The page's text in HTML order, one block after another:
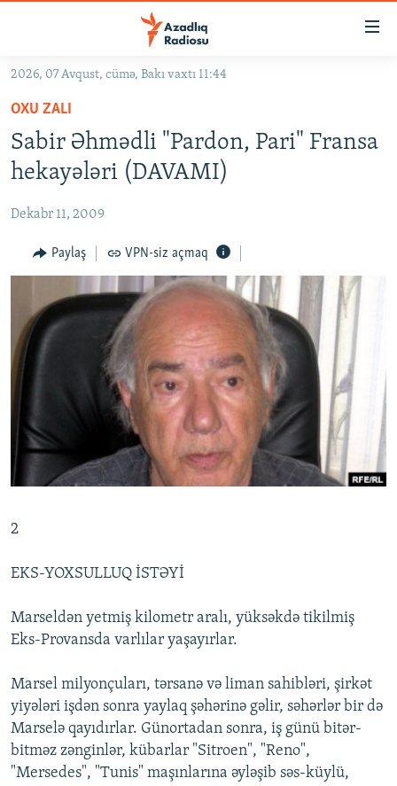
Əsas
qayıt
Əsas
naviqasiyaya
qayıt
Axtarışa
#İZAHLA
KORRUPSIOMETR
#ƏSLINDƏ
FƏRQƏ BAX
QANUNI DOĞRU
MULTIMEDIA
FOTOQALEREYA
KARIKATURA
RADIO ARXIV
AZƏRBAYCAN ƏDƏBIYYATI KITABXANASI
İSLAM VƏ DEMOKRATIYA
İZ - MƏDƏNIYYƏT PROQRAMI
HAQQIMIZDA
PEŞƏ ETIKASI VƏ JURNALISTIKA STANDARTLARIMIZ
MATERIALLARIMIZDAN ISTIFADƏ
XƏBƏR BÜLLETENLƏRIMIZ
BIZI IZLƏ
2026, 07 Avqust, cümə, Bakı vaxtı 11:44
OXU ZALI
Sabir Əhmədli "Pardon, Pari" Fransa
hekayələri (DAVAMI)
Dekabr 11, 2009
Paylaş VPN-siz açmaq
2
EKS-YOXSULLUQ İSTƏYİ
Marseldən yetmiş kilometr aralı, yüksəkdə tikilmiş
Eks-Provansda varlılar yaşayırlar.
Marsel milyonçuları, tərsanə və liman sahibləri, şirkət
yiyələri işdən sonra yaylaq şəhərinə gəlir, səhərlər bir də
Marselə qayıdırlar. Günortadan sonra, iş günü bitər-
bitməz zənginlər, kübarlar "Sitroen", "Reno",
"Mersedes", "Tunis" maşınlarına əyləşib səs-küylü,